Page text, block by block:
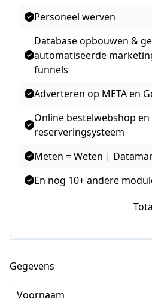
Personeel werven
Database opbouwen &
automatiseerde
funnels
Adverteren op META en
Online bestelwebshop en
reserveringsysteem
Meten = Weten |
En nog 10+ andere
Gegevens
Voornaam